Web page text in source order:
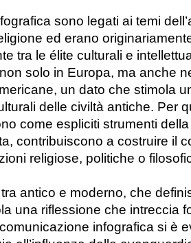
sono legati ai temi
ed erano
tra le élite culturali e
solo in Europa, ma anche
un dato che stimola
delle civiltà antiche. Per
come espliciti strumenti
contribuiscono a costruire il
religiose, politiche o
antico e moderno, che
una riflessione che intreccia
infografica si è